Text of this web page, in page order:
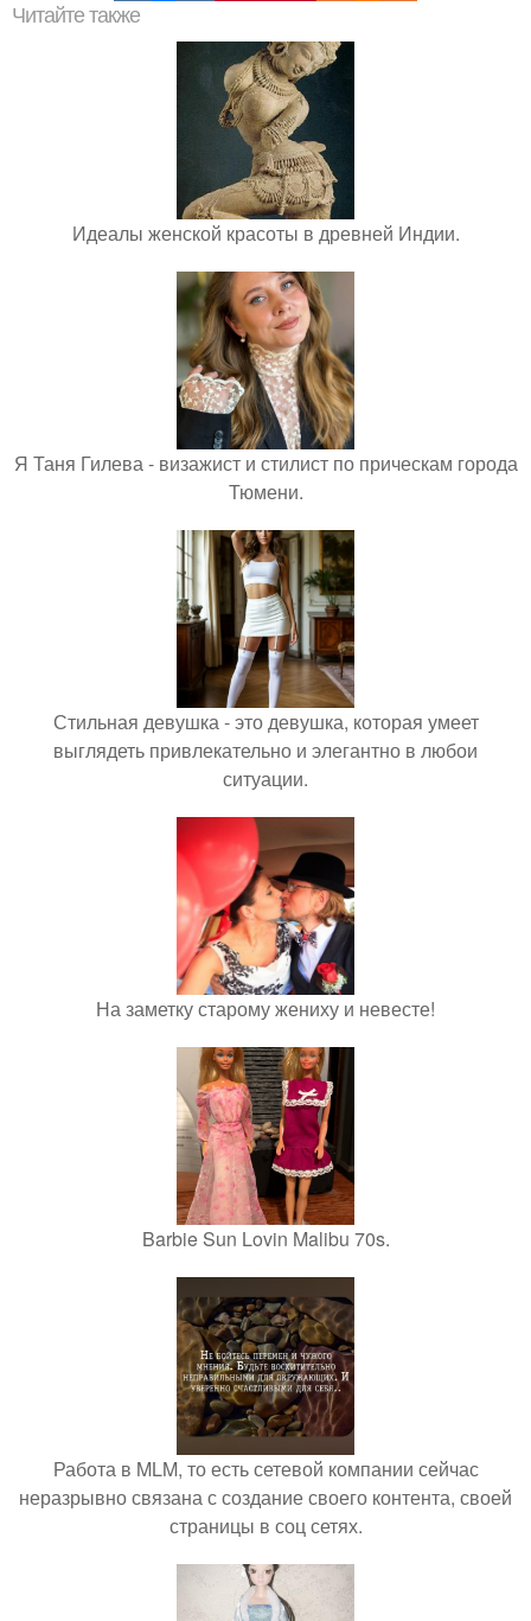
Читайте также
Идеалы женской красоты в древней Индии.
Я Таня Гилева - визажист и стилист по прическам города
Тюмени.
Стильная девушка - это девушка, которая умеет
выглядеть привлекательно и элегантно в любои
ситуации.
На заметку старому жениху и невесте!
Barbie Sun Lovin Malibu 70s.
Работа в MLM, то есть сетевой компании сейчас
неразрывно связана с создание своего контента, своей
страницы в соц сетях.